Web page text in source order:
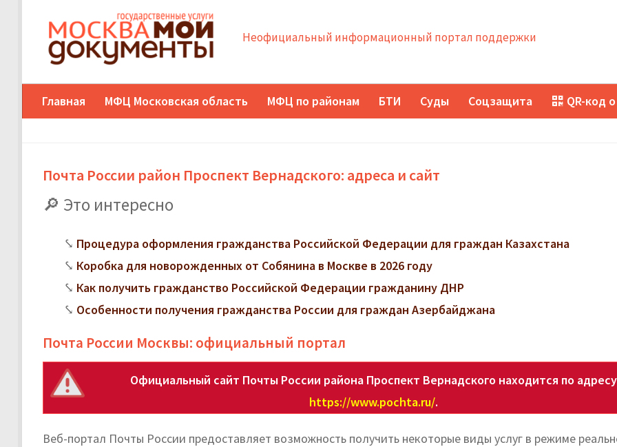
Неофициальный информационный портал поддержки
Главная МФЦ Московская область МФЦ по районам БТИ Суды Соцзащита QR-код
Почта России район Проспект Вернадского: адреса и сайт
Это интересно
Процедура оформления гражданства Российской Федерации для граждан Казахстана
Коробка для новорожденных от Собянина в Москве в 2026 году
Как получить гражданство Российской Федерации гражданину ДНР
Особенности получения гражданства России для граждан Азербайджана
Почта России Москвы: официальный портал
Официальный сайт Почты России района Проспект Вернадского находится по адресу
https://www.pochta.ru/.
Веб-портал Почты России предоставляет возможность получить некоторые виды услуг в режиме